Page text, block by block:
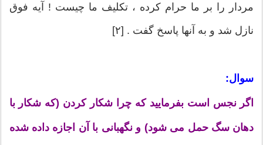
مردار را بر ما حرام کرده ، تکلیف ما چیست ! آیه فوق
نازل شد و به آنها پاسخ گفت . [۲]
سوال:
اگر نجس است بفرمایید که چرا شکار کردن (که شکار با
دهان سگ حمل می شود) و نگهبانی با آن اجازه داده شده